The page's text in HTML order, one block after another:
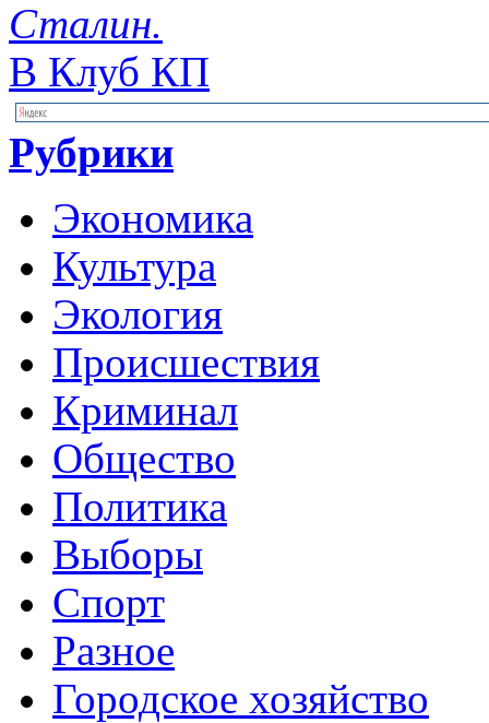
Сталин.
В Клуб КП
Рубрики
Экономика
Культура
Экология
Происшествия
Криминал
Общество
Политика
Выборы
Спорт
Разное
Городское хозяйство